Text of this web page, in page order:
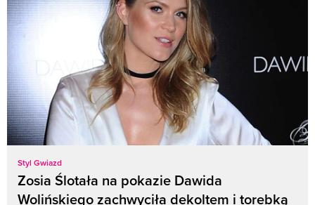
Styl Gwiazd
Zosia Ślotała na pokazie Dawida
Wolińskiego zachwyciła dekoltem i torebką